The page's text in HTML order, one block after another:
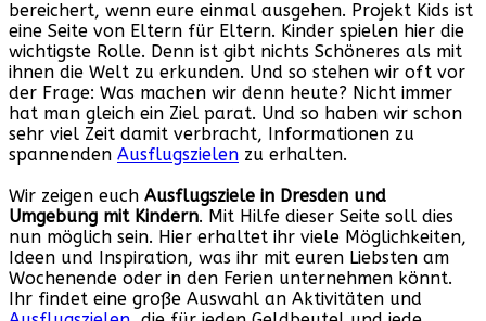
bereichert, wenn eure einmal ausgehen. Projekt Kids ist
eine Seite von Eltern für Eltern. Kinder spielen hier die
wichtigste Rolle. Denn ist gibt nichts Schöneres als mit
ihnen die Welt zu erkunden. Und so stehen wir oft vor
der Frage: Was machen wir denn heute? Nicht immer
hat man gleich ein Ziel parat. Und so haben wir schon
sehr viel Zeit damit verbracht, Informationen zu
spannenden Ausflugszielen zu erhalten.
Wir zeigen euch Ausflugsziele in Dresden und
Umgebung mit Kindern. Mit Hilfe dieser Seite soll dies
nun möglich sein. Hier erhaltet ihr viele Möglichkeiten,
Ideen und Inspiration, was ihr mit euren Liebsten am
Wochenende oder in den Ferien unternehmen könnt.
Ihr findet eine große Auswahl an Aktivitäten und